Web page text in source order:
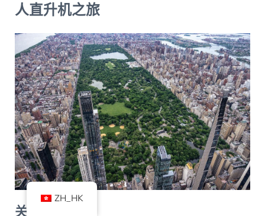
人直升机之旅
关键细节
ZH_HK